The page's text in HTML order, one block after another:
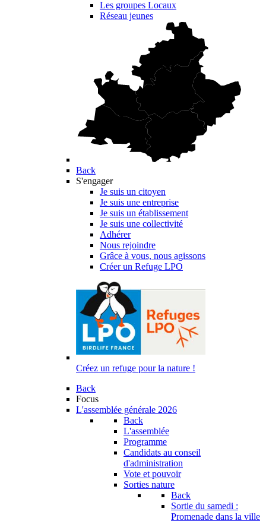
Les groupes Locaux
Réseau jeunes
Back
S'engager
Je suis un citoyen
Je suis une entreprise
Je suis un établissement
Je suis une collectivité
Adhérer
Nous rejoindre
Grâce à vous, nous agissons
Créer un Refuge LPO
Créez un refuge pour la nature !
Back
Focus
L'assemblée générale 2026
Back
L'assemblée
Programme
Candidats au conseil
d'administration
Vote et pouvoir
Sorties nature
Back
Sortie du samedi :
Promenade dans la ville